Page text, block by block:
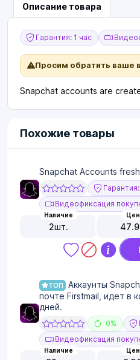
Описание товара
Гарантия: 1 час
Просим обратить ваше
Snapchat accounts are
Похожие товары
Snapchat Accounts
Видеофиксация
Наличие
2шт.
ТОП
Аккаунты
почте Firstmail, идет в
дней.
0%
Видеофиксация
Наличие